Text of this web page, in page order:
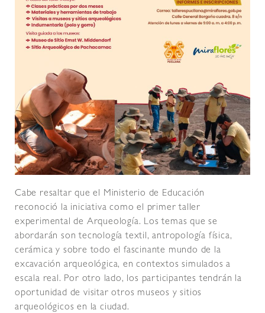
Cabe resaltar que el Ministerio de Educación
reconoció la iniciativa como el primer taller
experimental de Arqueología. Los temas que se
abordarán son tecnología textil, antropología física,
cerámica y sobre todo el fascinante mundo de la
excavación arqueológica, en contextos simulados a
escala real. Por otro lado, los participantes tendrán la
oportunidad de visitar otros museos y sitios
arqueológicos en la ciudad.